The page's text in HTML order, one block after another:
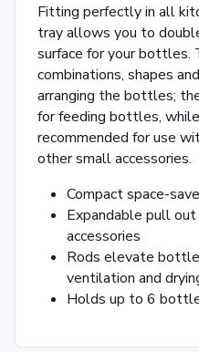
Fitting perfectly in all
tray allows you to
surface for your bottles.
combinations, shapes
arranging the bottles;
for feeding bottles,
recommended for use
other small accessories.
Compact space-
Expandable pull
accessories
Rods elevate
ventilation and
Holds up to 6